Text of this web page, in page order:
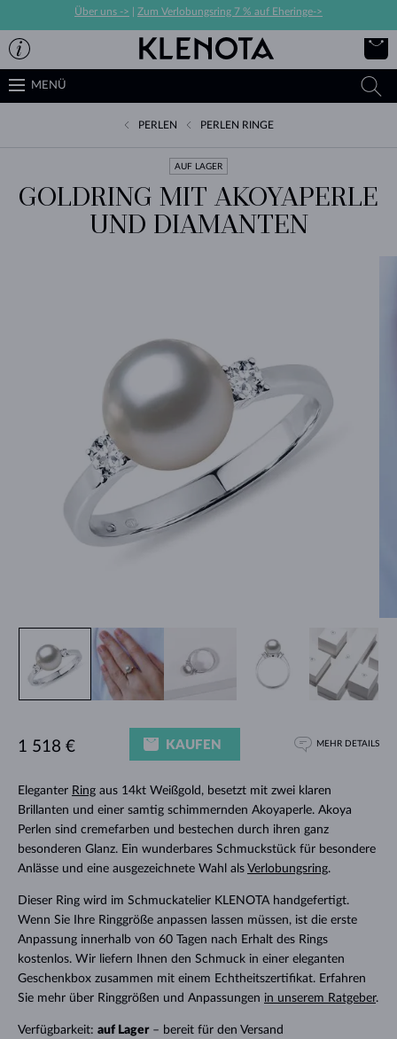
Über uns -> Zum Verlobungsring 7 % auf Eheringe->
MENÜ
PERLEN PERLEN RINGE
AUF LAGER
GOLDRING MIT AKOYAPERLE
UND DIAMANTEN
Eleganter Ringaus 14kt Weißgold, besetzt mit zwei klaren
Brillanten und einer samtig schimmernden Akoyaperle. Akoya
Perlen sind cremefarben und bestechen durch ihren ganz
besonderen Glanz. Ein wunderbares Schmuckstück für besondere
Anlässe und eine ausgezeichnete Wahl als Verlobungsring.
Dieser Ring wird im Schmuckatelier KLENOTA handgefertigt.
Wenn Sie Ihre Ringgröße anpassen lassen müssen, ist die erste
Anpassung innerhalb von 60 Tagen nach Erhalt des Rings
kostenlos. Wir liefern Ihnen den Schmuck in einer eleganten
Geschenkbox zusammen mit einem Echtheitszertifikat. Erfahren
Sie mehr über Ringgrößen und Anpassungen in unserem Ratgeber.
Verfügbarkeit: auf Lager– bereit für den Versand
1 518 € KAUFEN MEHR DETAILS